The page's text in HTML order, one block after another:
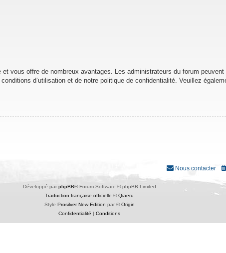
vous offre de nombreux avantages. Les administrateurs du forum
d’utilisation et de notre politique de confidentialité. Veuillez
Nous contacter
Développé par phpBB® Forum Software © phpBB Limited
Traduction française officielle ©Qiaeru
Style Prosilver New Edition par ©Origin
Confidentialité
Conditions